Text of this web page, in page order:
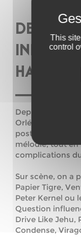
INDIE-
Depuis sa
Orléans,
post hardcore,
mélodie, tout
complications
Sur scène, on a
Papier Tigre,
Peter Kernel ou
Question
Drive Like Jehu,
Condense,
This
control